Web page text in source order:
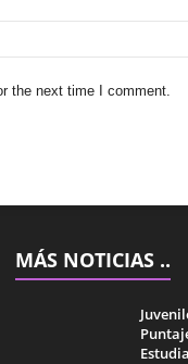
the next time I comment.
MÁS NOTICIAS ..